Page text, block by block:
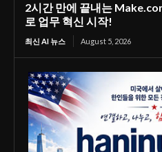
2시간 만에 끝내는
로 업무 혁신 시작!
최신 AI 뉴스 August 5, 2026